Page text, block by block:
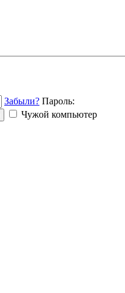
Забыли? Пароль:
Чужой компьютер